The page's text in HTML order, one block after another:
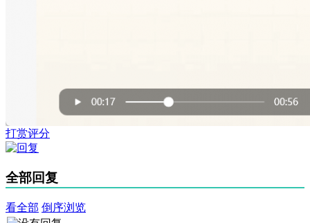
打赏评分
全部回复
看全部 倒序浏览